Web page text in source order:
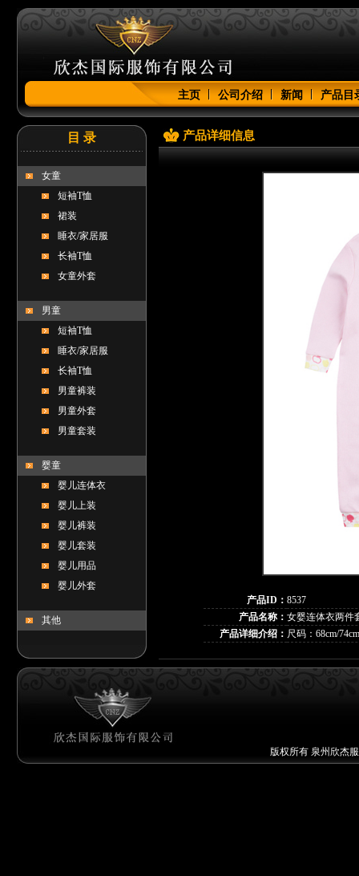
主页 公司介绍 新闻 产品目
目 录
女童
短袖T恤
裙装
睡衣/家居服
长袖T恤
女童外套
男童
短袖T恤
睡衣/家居服
长袖T恤
男童裤装
男童外套
男童套装
婴童
婴儿连体衣
婴儿上装
婴儿裤装
婴儿套装
婴儿用品
婴儿外套
其他
产品详细信息
产品ID： 8537
产品名称： 女婴连体衣两件
产品详细介绍： 尺码：68cm/
版权所有 泉州欣杰服